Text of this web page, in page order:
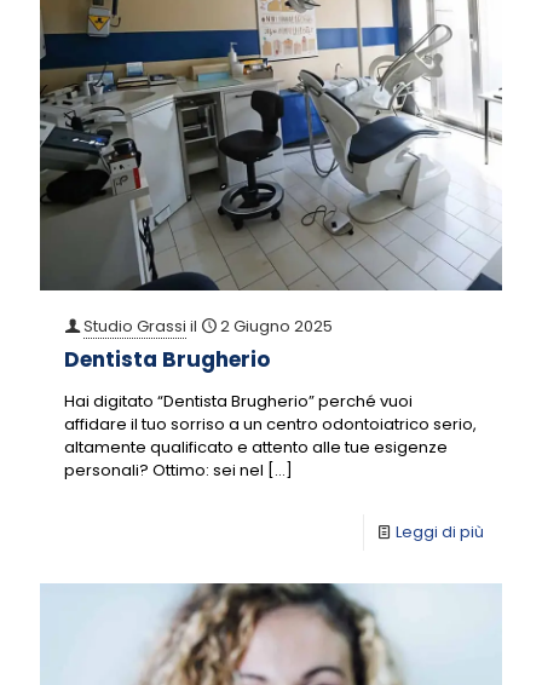
Studio Grassi il 2 Giugno 2025
Dentista Brugherio
Hai digitato “Dentista Brugherio” perché vuoi
affidare il tuo sorriso a un centro odontoiatrico serio,
altamente qualificato e attento alle tue esigenze
personali? Ottimo: sei nel […]
Leggi di più